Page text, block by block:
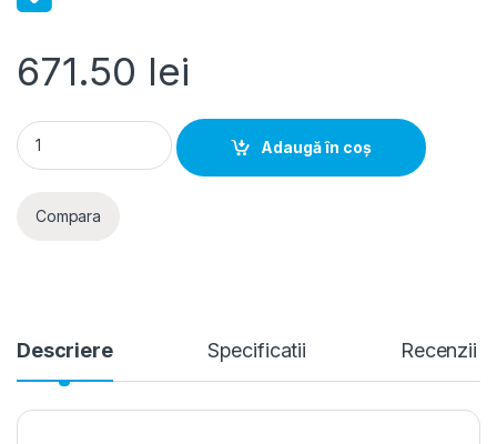
671.50 lei
Hager Orion Plus- Soclu Tablou Electric 600x 250, metalic
Adaugă în coș
Compara
Descriere Specificatii Recenzii